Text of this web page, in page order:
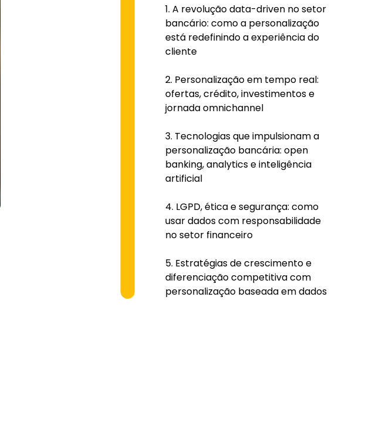
A revolução data-driven no setor
bancário: como a personalização
está redefinindo a experiência do
cliente
Personalização em tempo real:
ofertas, crédito, investimentos e
jornada omnichannel
Tecnologias que impulsionam a
personalização bancária: open
banking, analytics e inteligência
artificial
LGPD, ética e segurança: como
usar dados com responsabilidade
no setor financeiro
Estratégias de crescimento e
diferenciação competitiva com
personalização baseada em dados